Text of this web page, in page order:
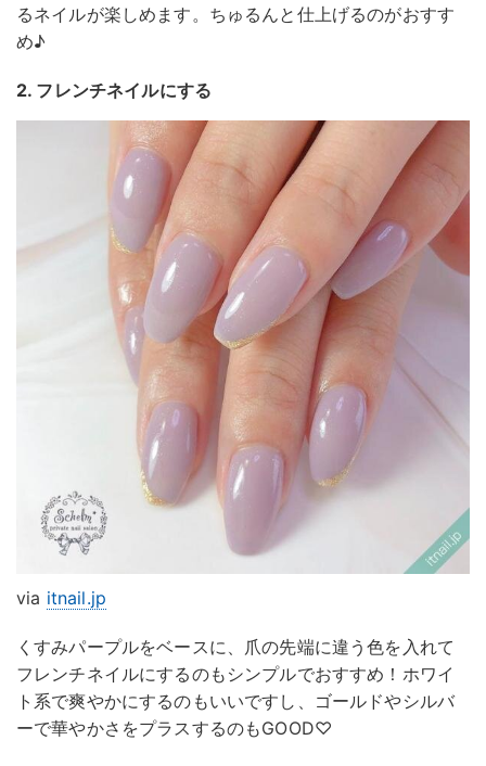
るネイルが楽しめます。ちゅるんと仕上げるのがおすす
め♪
2. フレンチネイルにする
via itnail.jp
くすみパープルをベースに、爪の先端に違う色を入れて
フレンチネイルにするのもシンプルでおすすめ！ホワイ
ト系で爽やかにするのもいいですし、ゴールドやシルバ
ーで華やかさをプラスするのもGOOD♡